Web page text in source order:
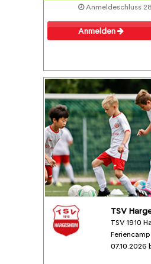
Anmeldeschluss
Anmelden
TSV
TSV 1910
Feriencamp
07.10.2026